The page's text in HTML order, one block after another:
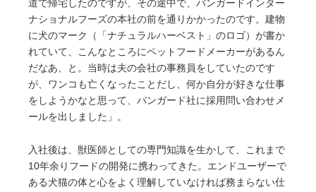
道で帰宅したのですが、その途中で、バンガードインター
ナショナルフーズの本社の前を通りかかったのです。建物
に犬のマーク（「ナチュラルハーベスト」のロゴ）が書か
れていて、こんなところにペットフードメーカーがあるん
だなあ、と。当時は夫の会社の事務員をしていたのです
が、ワンコも亡くなったことだし、何か自分が好きな仕事
をしようかなと思って、バンガード社に採用問い合わせメ
ールを出しました」。
入社後は、獣医師としての専門知識を生かして、これまで
10年余りフードの開発に携わってきた。エンドユーザーで
ある犬猫の体と心をよく理解していなければ務まらない仕